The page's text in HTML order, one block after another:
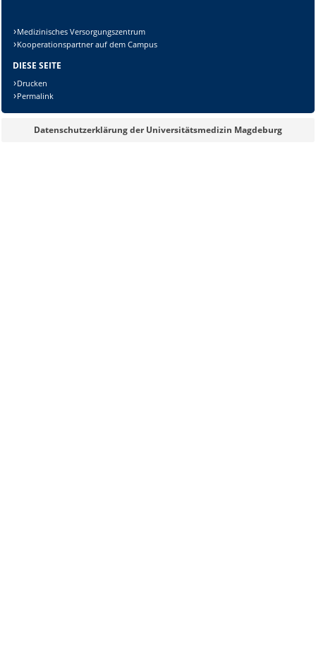
Medizinisches Versorgungszentrum
Kooperationspartner auf dem Campus
DIESE SEITE
Drucken
Permalink
Datenschutzerklärung der Universitätsmedizin Magdeburg